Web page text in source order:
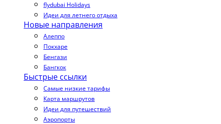
flydubai Holidays
Идеи для летнего отдыха
Новые направления
Алеппо
Покхаре
Бенгази
Бангкок
Быстрые ссылки
Самые низкие тарифы
Карта маршрутов
Идеи для путешествий
Аэропорты